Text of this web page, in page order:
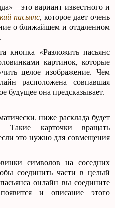
– это вариант известного и
пасьянс, которое дает очень
о ближайшем и отдаленном
кнопка «Разложить пасьянс
картинок, которые
целое изображение. Чем
расположена совпавшая
будущее она предсказывает.
ниже расклада будет
Такие карточки вращать
это нужно для совмещения
символов на соседних
соединить части в целый
онлайн вы соедините
и описание этого